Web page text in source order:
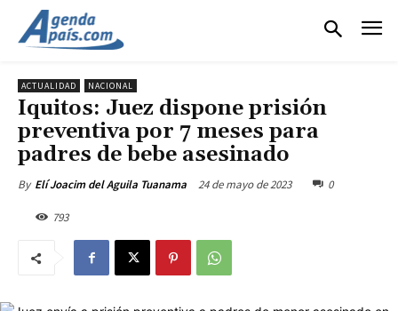
ACTUALIDAD NACIONAL
Iquitos: Juez dispone prisión
preventiva por 7 meses para
padres de bebe asesinado
By Elí Joacim del Aguila Tuanama 24 de mayo de 2023 0
793